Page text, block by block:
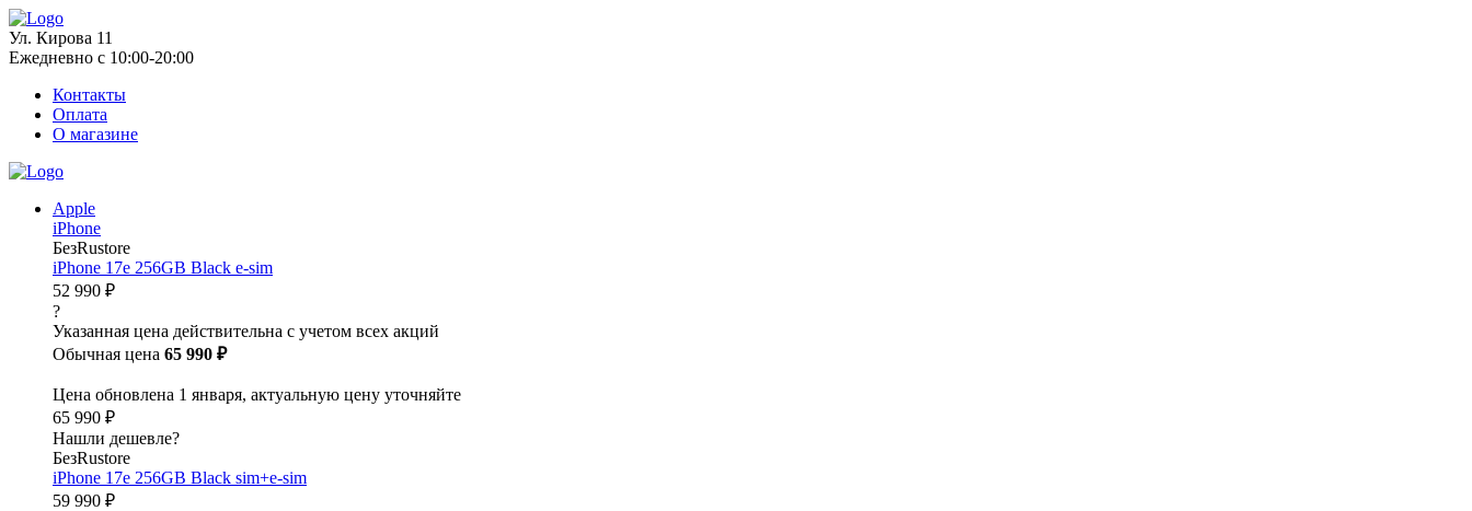
Ул. Кирова 11
Ежедневно с 10:00-20:00
Контакты
Оплата
О магазине
Apple
iPhone
БезRustore
iPhone 17e 256GB Black e-sim
52 990 ₽
?
Указанная цена действительна с учетом всех акций
Обычная цена 65 990 ₽
Цена обновлена 1 января, актуальную цену уточняйте
65 990 ₽
Нашли дешевле?
БезRustore
iPhone 17e 256GB Black sim+e-sim
59 990 ₽